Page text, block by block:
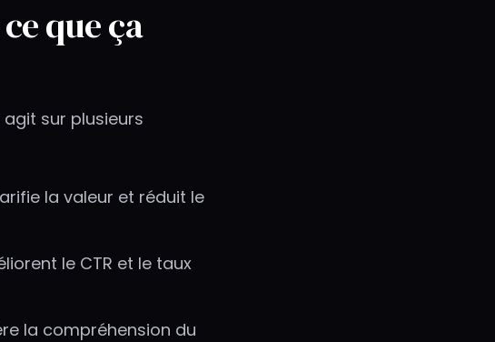
que ça
sur plusieurs
la valeur et réduit le
le CTR et le taux
la compréhension du